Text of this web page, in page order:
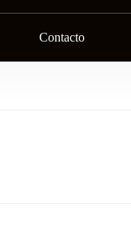
Contacto